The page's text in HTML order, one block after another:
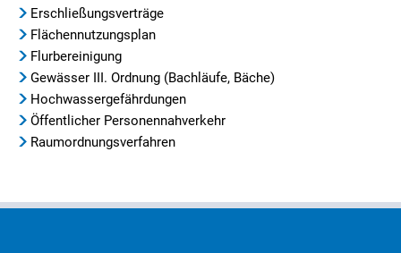
Erschließungsverträge
Flächennutzungsplan
Flurbereinigung
Gewässer III. Ordnung (Bachläufe, Bäche)
Hochwassergefährdungen
Öffentlicher Personennahverkehr
Raumordnungsverfahren